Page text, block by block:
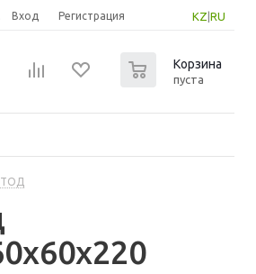
KZ RU
Вход Регистрация
Корзина
пуста